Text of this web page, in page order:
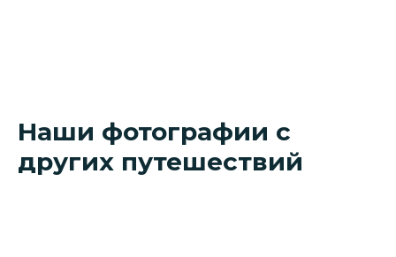
Наши фотографии с
других путешествий